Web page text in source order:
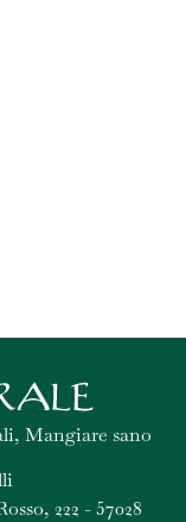
Mangiare sano
222 - 57028